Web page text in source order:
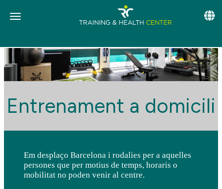
Toggle navigation
Entrenament a domicili
Em desplaço Barcelona i rodalies per a aquelles
persones que per motius de temps, horaris o
mobilitat no poden venir al centre.